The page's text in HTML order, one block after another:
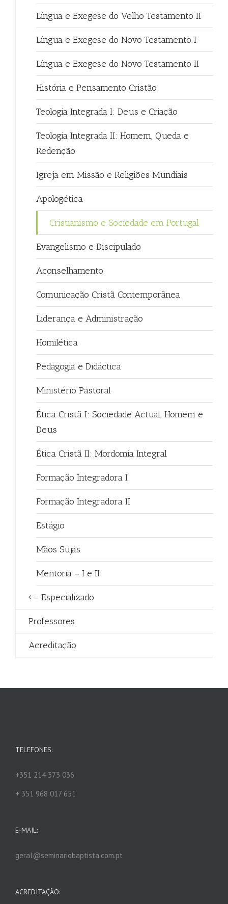
Língua e Exegese do Velho Testamento II
Língua e Exegese do Novo Testamento I
Língua e Exegese do Novo Testamento II
História e Pensamento Cristão
Teologia Integrada I: Deus e Criação
Teologia Integrada II: Homem, Queda e
Redenção
Igreja em Missão e Religiões Mundiais
Apologética
Cristianismo e Sociedade em Portugal
Evangelismo e Discipulado
Aconselhamento
Comunicação Cristã Contemporânea
Liderança e Administração
Homilética
Pedagogia e Didáctica
Ministério Pastoral
Ética Cristã I: Sociedade Actual, Homem e
Deus
Ética Cristã II: Mordomia Integral
Formação Integradora I
Formação Integradora II
Estágio
Mãos Sujas
Mentoria – I e II
– Especializado
Professores
Acreditação
TELEFONES:
+351 214 373 036
+ 351 968 017 651
E-MAIL:
geral@seminariobaptista.com.pt
ACREDITAÇÃO: